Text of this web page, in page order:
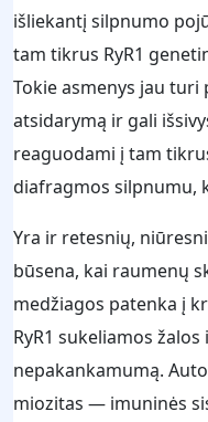
išliekantį silpnumo
tam tikrus RyR1
Tokie asmenys jau
atsidarymą ir gali
reaguodami į tam
diafragmos silpnumu,
Yra ir retesnių,
būsena, kai raumenų
medžiagos patenka į
RyR1 sukeliamos
nepakankamumą.
miozitas — imuninės